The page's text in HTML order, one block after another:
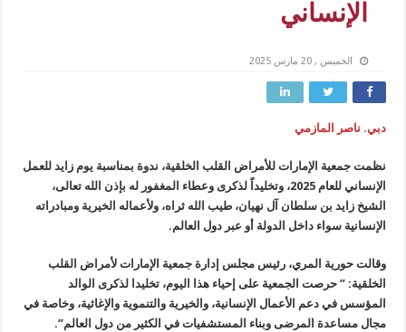
الإنساني
الخميس , 20 مارس 2025
دبي. ناصر المازمي
نظمت جمعية الإمارات للأمراض القلب الخلقية، ندوة بمناسبة يوم زايد للعمل
الإنساني للعام 2025، وتخليداً لذكرى وعطاء المغفور له بإذن الله تعالى،
الشيخ زايد بن سلطان آل نهيان، طيب الله ثراه، ولأعماله الخيرية ومبادراته
الإنسانية سواء داخل الدولة أو عبر دول العالم.
وقالت حورية المري، رئيس مجلس إدارة جمعية الإمارات لأمراض القلب
الخلقية: ” حرصت الجمعية على إحياء هذا اليوم، تخليدا لذكرى الوالد
المؤسس في دعم الأعمال الإنسانية، والخيرية والتنموية والإغاثية، وخاصة في
مجال مساعدة المرضى وبناء المستشفيات في الكثير من دول العالم”.